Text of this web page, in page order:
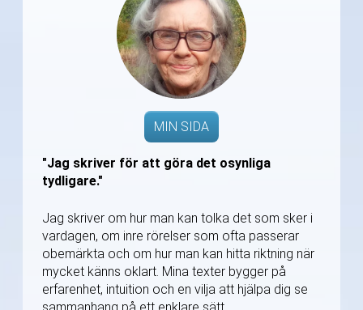
MIN SIDA
"Jag skriver för att göra det osynliga
tydligare."
Jag skriver om hur man kan tolka det som sker i
vardagen, om inre rörelser som ofta passerar
obemärkta och om hur man kan hitta riktning när
mycket känns oklart. Mina texter bygger på
erfarenhet, intuition och en vilja att hjälpa dig se